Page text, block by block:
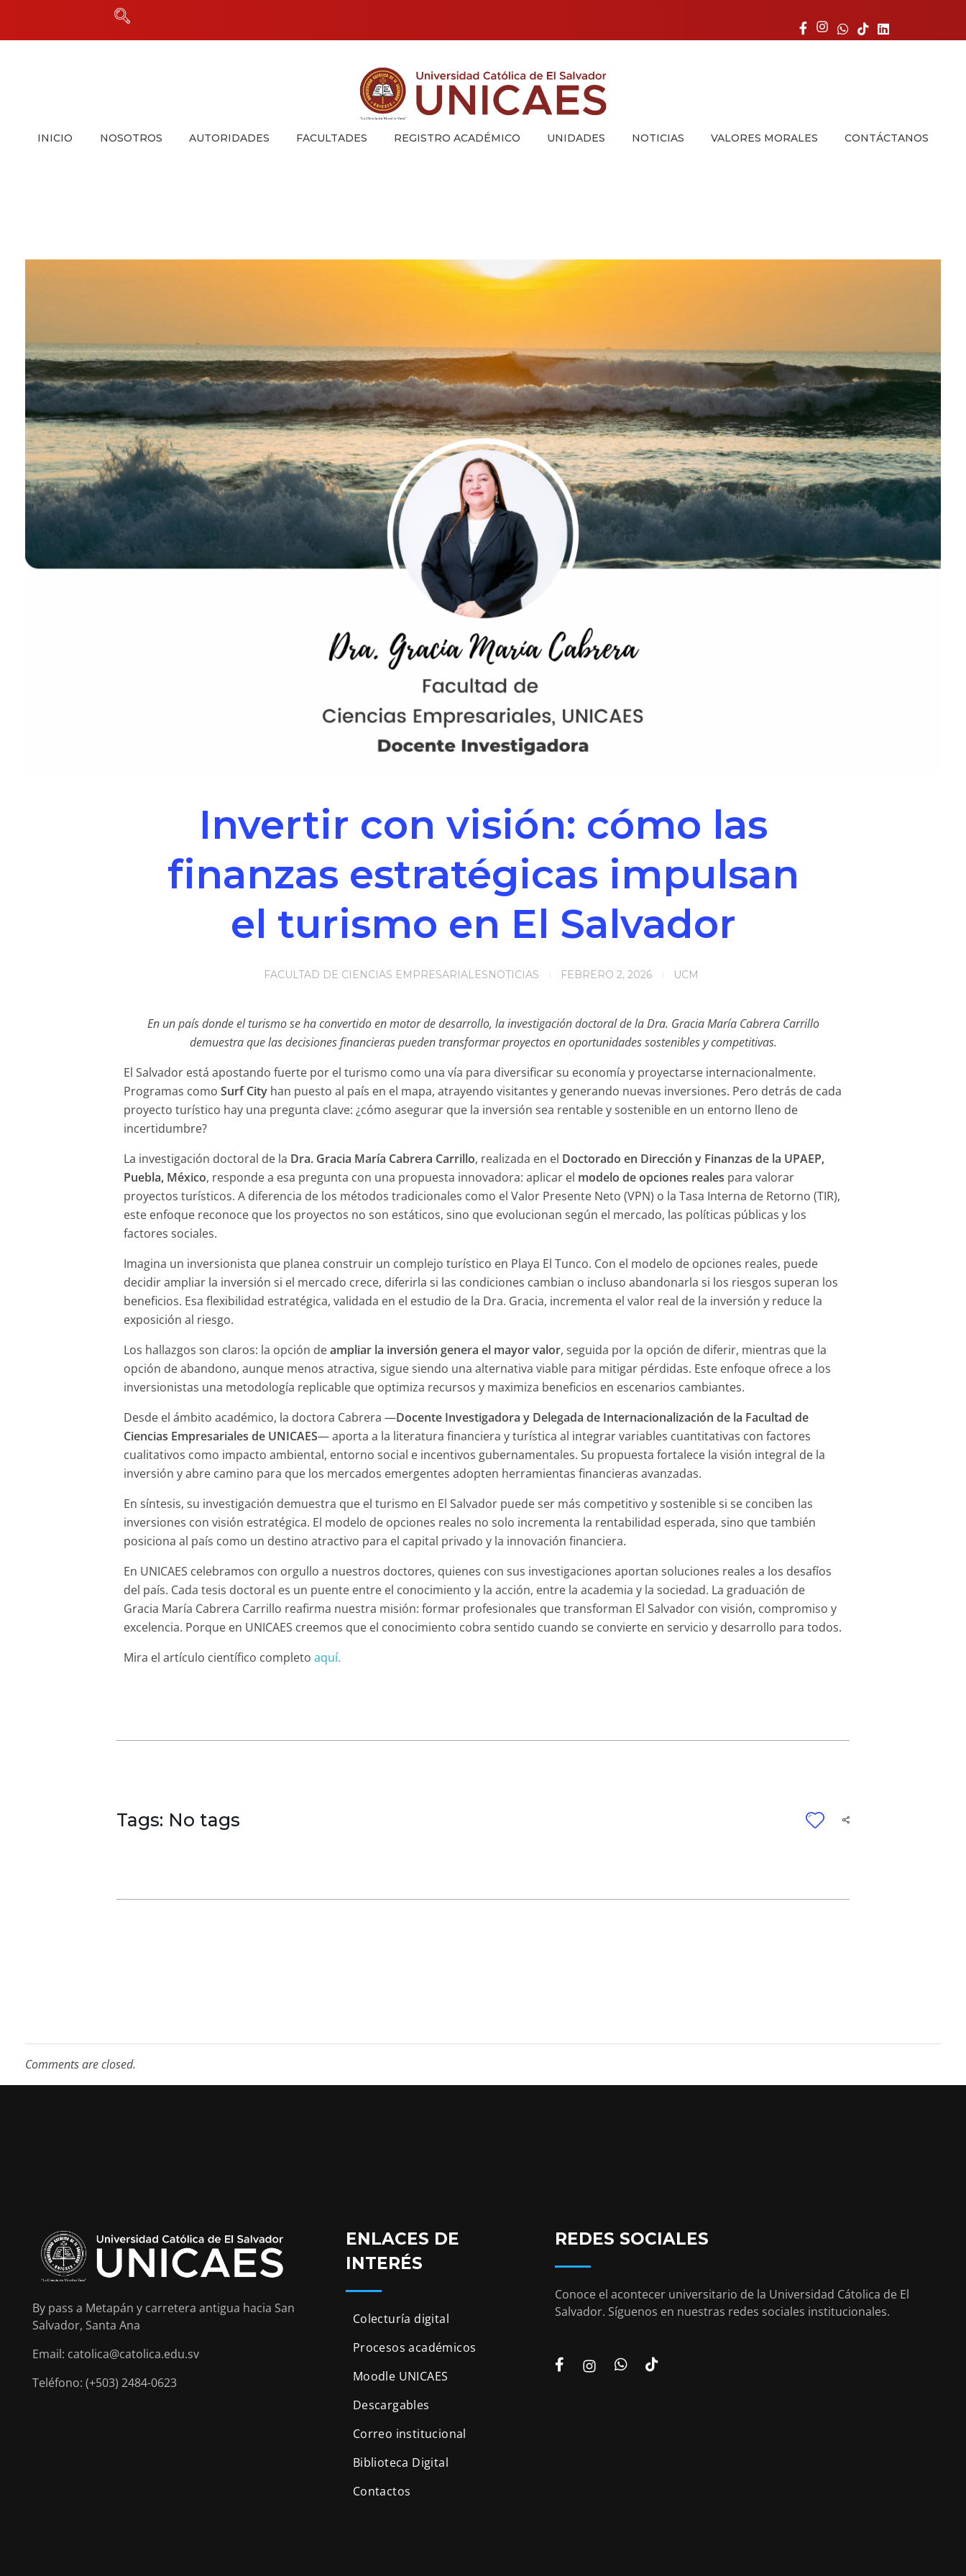
Universidad Católica de El Salvador
UNICAES
INICIO NOSOTROS AUTORIDADES FACULTADES REGISTRO ACADÉMICO UNIDADES NOTICIAS VALORES MORALES CONTÁCTANOS
Invertir con visión: cómo las
finanzas estratégicas impulsan
el turismo en El Salvador
FEBRERO 2, 2026 UCM
FACULTAD DE CIENCIAS EMPRESARIALESNOTICIAS
En un país donde el turismo se ha convertido en motor de desarrollo, la investigación doctoral de la Dra. Gracia María Cabrera Carrillo
demuestra que las decisiones financieras pueden transformar proyectos en oportunidades sostenibles y competitivas.
El Salvador está apostando fuerte por el turismo como una vía para diversificar su economía y proyectarse internacionalmente.
Programas comoSurf City han puesto al país en el mapa, atrayendo visitantes y generando nuevas inversiones. Pero detrás de cada
proyecto turístico hay una pregunta clave: ¿cómo asegurar que la inversión sea rentable y sostenible en un entorno lleno de
incertidumbre?
La investigación doctoral de la Dra. Gracia María Cabrera Carrillo, realizada en el Doctorado en Dirección y Finanzas de la UPAEP,
Puebla, México, responde a esa pregunta con una propuesta innovadora: aplicar el modelo de opciones reales para valorar
proyectos turísticos. A diferencia de los métodos tradicionales como el Valor Presente Neto (VPN) o la Tasa Interna de Retorno (TIR),
este enfoque reconoce que los proyectos no son estáticos, sino que evolucionan según el mercado, las políticas públicas y los
factores sociales.
Imagina un inversionista que planea construir un complejo turístico en Playa El Tunco. Con el modelo de opciones reales, puede
decidir ampliar la inversión si el mercado crece, diferirla si las condiciones cambian o incluso abandonarla si los riesgos superan los
beneficios. Esa flexibilidad estratégica, validada en el estudio de la Dra. Gracia, incrementa el valor real de la inversión y reduce la
exposición al riesgo.
Los hallazgos son claros: la opción deampliar la inversión genera el mayor valor, seguida por la opción de diferir, mientras que la
opción de abandono, aunque menos atractiva, sigue siendo una alternativa viable para mitigar pérdidas. Este enfoque ofrece a los
inversionistas una metodología replicable que optimiza recursos y maximiza beneficios en escenarios cambiantes.
Desde el ámbito académico, la doctora Cabrera —Docente Investigadora y Delegada de Internacionalización de la Facultad de
Ciencias Empresariales de UNICAES— aporta a la literatura financiera y turística al integrar variables cuantitativas con factores
cualitativos como impacto ambiental, entorno social e incentivos gubernamentales. Su propuesta fortalece la visión integral de la
inversión y abre camino para que los mercados emergentes adopten herramientas financieras avanzadas.
En síntesis, su investigación demuestra que el turismo en El Salvador puede ser más competitivo y sostenible si se conciben las
inversiones con visión estratégica. El modelo de opciones reales no solo incrementa la rentabilidad esperada, sino que también
posiciona al país como un destino atractivo para el capital privado y la innovación financiera.
En UNICAES celebramos con orgullo a nuestros doctores, quienes con sus investigaciones aportan soluciones reales a los desafíos
del país. Cada tesis doctoral es un puente entre el conocimiento y la acción, entre la academia y la sociedad. La graduación de
Gracia María Cabrera Carrillo reafirma nuestra misión: formar profesionales que transforman El Salvador con visión, compromiso y
excelencia. Porque en UNICAES creemos que el conocimiento cobra sentido cuando se convierte en servicio y desarrollo para todos.
Mira el artículo científico completoaquí.
Tags: No tags
Comments are closed.
By pass a Metapán y carretera antigua hacia San
Salvador, Santa Ana
Email: catolica@catolica.edu.sv
Teléfono: (+503) 2484-0623
ENLACES DE
INTERÉS
Colecturía digital
Procesos académicos
Moodle UNICAES
Descargables
Correo institucional
Biblioteca Digital
Contactos
REDES SOCIALES
Conoce el acontecer universitario de la Universidad Cátolica de El
Salvador. Síguenos en nuestras redes sociales institucionales.